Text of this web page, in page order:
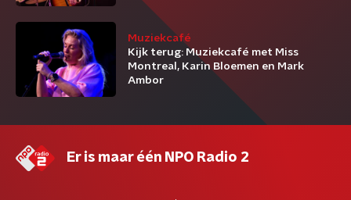
Muziekcafé
Kijk terug: Muziekcafé met Miss
Montreal, Karin Bloemen en Mark
Ambor
Er is maar één NPO Radio 2